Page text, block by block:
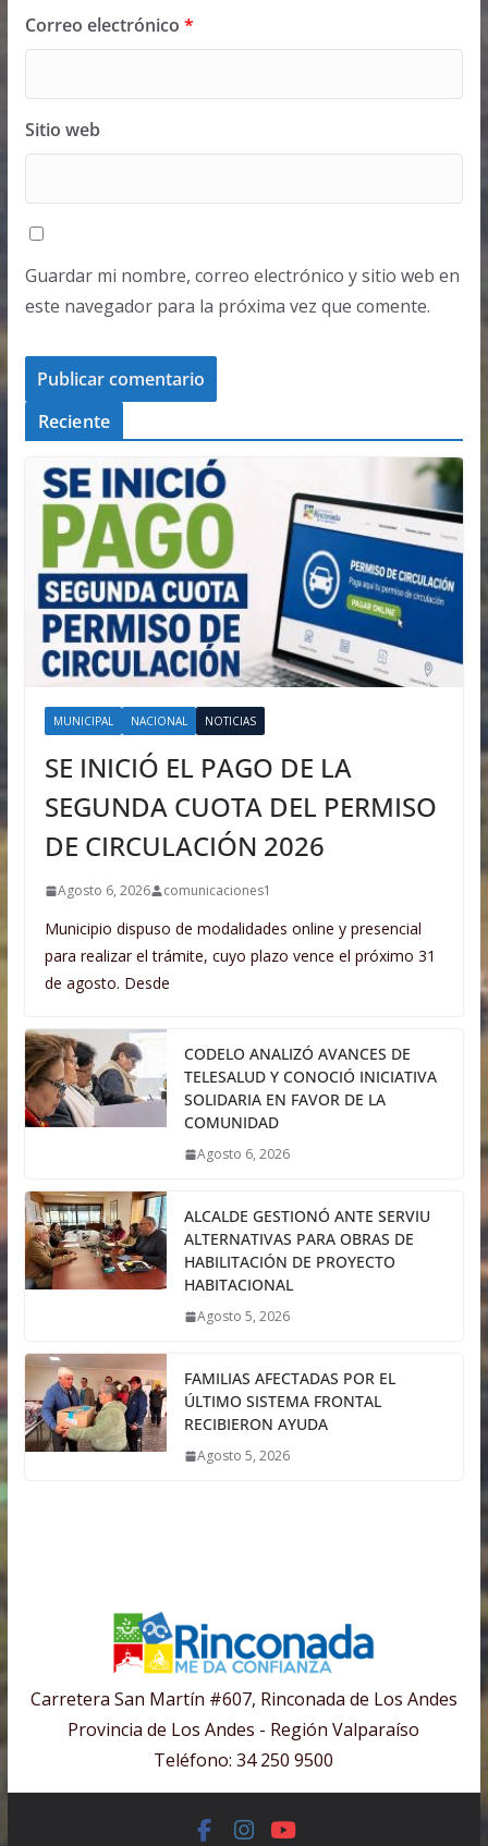
Correo electrónico *
Sitio web
Guardar mi nombre, correo electrónico y sitio web en
este navegador para la próxima vez que comente.
Reciente
MUNICIPAL NACIONAL NOTICIAS
SE INICIÓ EL PAGO DE LA
SEGUNDA CUOTA DEL PERMISO
DE CIRCULACIÓN 2026
Agosto 6, 2026 comunicaciones1
Municipio dispuso de modalidades online y presencial
para realizar el trámite, cuyo plazo vence el próximo 31
de agosto. Desde
CODELO ANALIZÓ AVANCES DE
TELESALUD Y CONOCIÓ INICIATIVA
SOLIDARIA EN FAVOR DE LA
COMUNIDAD
Agosto 6, 2026
ALCALDE GESTIONÓ ANTE SERVIU
ALTERNATIVAS PARA OBRAS DE
HABILITACIÓN DE PROYECTO
HABITACIONAL
Agosto 5, 2026
FAMILIAS AFECTADAS POR EL
ÚLTIMO SISTEMA FRONTAL
RECIBIERON AYUDA
Agosto 5, 2026
Carretera San Martín #607, Rinconada de Los Andes
Provincia de Los Andes - Región Valparaíso
Teléfono: 34 250 9500